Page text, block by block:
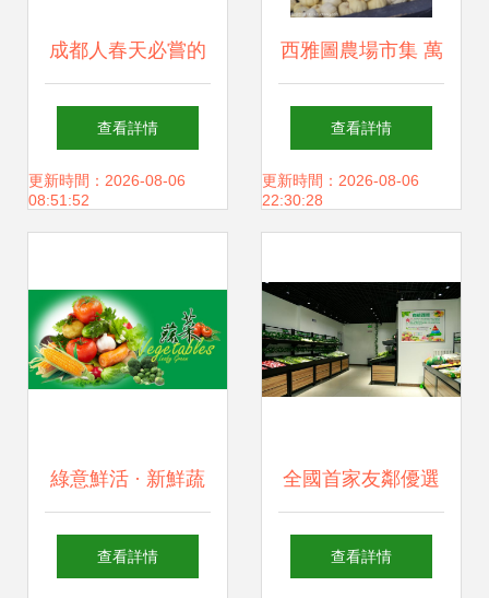
成都人春天必嘗的
一口鮮 蠶豆與開心
土豆的生鮮之旅
查看詳情
更新時間：2026-08-06
08:51:52
西雅圖農場市集 萬
圣節前的豐收盛景
查看詳情
更新時間：2026-08-06
22:30:28
綠意鮮活 · 新鮮蔬
菜直銷
查看詳情
全國首家友鄰優選
生鮮店隆重開業，
查看詳情